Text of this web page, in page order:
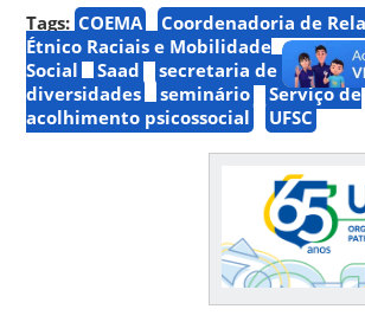
Tags: COEMA
Coordenadoria de
Étnico Raciais e Mobilidade
Social
Saad
secretaria de ações
diversidades
seminário
Serviço de
acolhimento psicossocial
UFSC